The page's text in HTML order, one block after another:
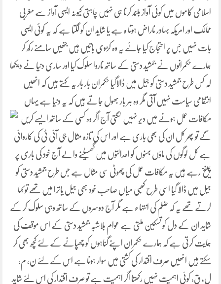
اسلامی کاموں میں کوئی آواز بلند کرنا ہی نہیں چاہتی کیونہ ایسی آواز سے مغربی
ممالک اور امریکہ بہادر ناراض ہوتا ہ ہے یا شاید ان کو لگتا ہے کہ یہ کوئی ایسی
بات نہیں جس پر احتجاج کیا جائے یہ وہ کڑوی باتیں ہیں جنھیں سامنے رکھ کر
ہمارے حکمرانوں نے جمشید دستی کے ساتھ ناروا سلوک کیا اور ساری دنیا نے دیکھا
کہ کس طرح جمشید دستی کو جیل میں ڈالاگیا حکمران بار بار یہ کہتے ہیں کہ انھیں
انتقامی سیاست نہیں آتی مگر وہ ہر بار بھول جاتے ہیں کہ یہ دنیا ہے یہاں
مکافات عمل ہونے میں دیر نہیں لگتی آج اگر وہ کسی کے ساتھ ایسے کریں
گے تو پھر کل ان کی بھی باری ہے اور اس کی تازہ مثال جی آئی ٹی کی کاروائی
ہے کل لوگوں کی ماؤں بہنوں کو اعدالتوں میں گھسیٹنے والے آج خود کی باری پر
چینخ رہے ہیں یہ مکافات عمل کی چھوٹی سی مثال ہے جس طرح جمشید دستی کو
جیل میں ڈالا گیا اسی طرح کھبی میاں صاحب خود بھی جیل یاترا میں تھے تو کہا
کرتے تھے یہ کہ ضلم کی انتہاء ہے مگر آج دوسروں کے ساتھ وہی سلوک کر کے
شاید ان کے دل کو تسکین ملتی ہے عوام بلاشبہ جمشید دستی کے اس موقف کی
ہمایت کرتی ہے کہ ہمارے حکمران اپنے گناہوں کو چھپانے کے لئے کچھ بھی کر
سکتے ہیں انھیں صرف اقتدار کی کشتی میں سوار ہونا ہے اس کے لئے ن، م،
ل، ق، کوئی اہمیت نہیں رکھتا اگر اہمیت ہے تو صرف اقتدار کی اس لئے شاید